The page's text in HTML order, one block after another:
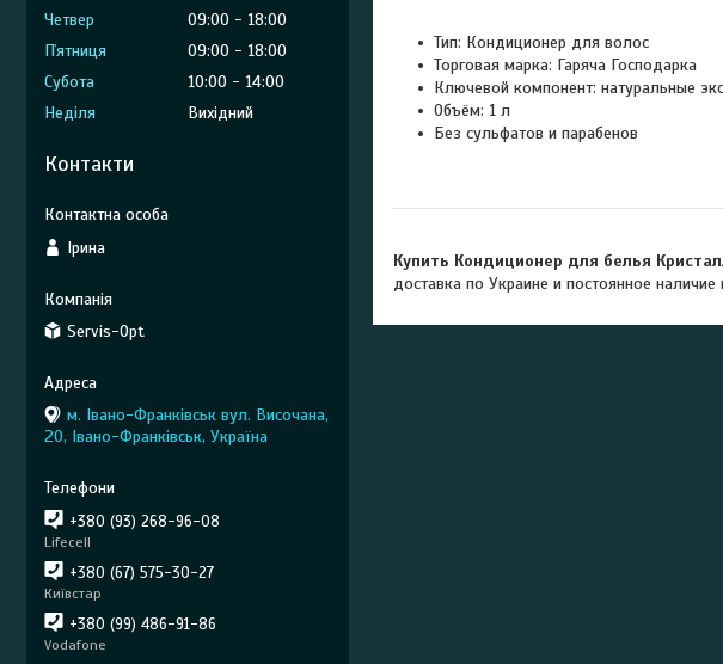
Тип: Кондиционер для волос
Торговая марка: Гаряча Господарка
Ключевой компонент: натуральные
Объём: 1 л
Без сульфатов и парабенов
Купить Кондиционер для белья
доставка по Украине и постоянное наличие
Четвер
09:00
18:00
Пʼятниця
09:00
18:00
Субота
10:00
14:00
Неділя
Вихідний
Контакти
Ірина
Servis-Opt
м. Івано-Франківськ вул. Височана,
20, Івано-Франківськ, Україна
+380 (93) 268-96-08
Lifecell
+380 (67) 575-30-27
Київстар
+380 (99) 486-91-86
Vodafone